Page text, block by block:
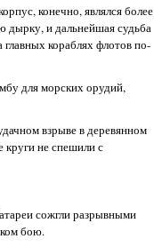
конечно, являлся более
дырку, и дальнейшая судьба
кораблях флотов по-
для морских орудий,
взрыве в деревянном
круги не спешили с
сожгли разрывными
бою.